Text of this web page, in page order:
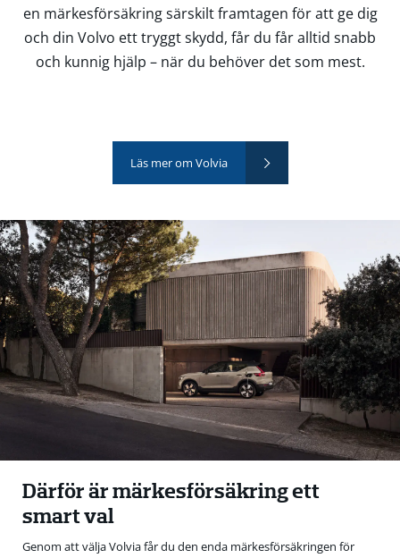
en märkesförsäkring särskilt framtagen för att ge dig
och din Volvo ett tryggt skydd, får du får alltid snabb
och kunnig hjälp – när du behöver det som mest.
Läs mer om Volvia
Därför är märkesförsäkring ett
smart val
Genom att välja Volvia får du den enda märkesförsäkringen för